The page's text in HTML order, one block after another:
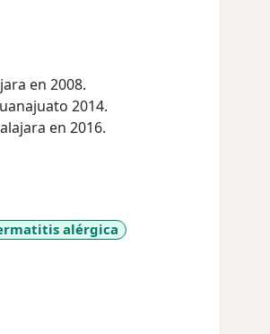
en 2008.
2014.
de Guadalajara en 2016.
Pediatria A.C.
Clínica y Alergia
alérgica